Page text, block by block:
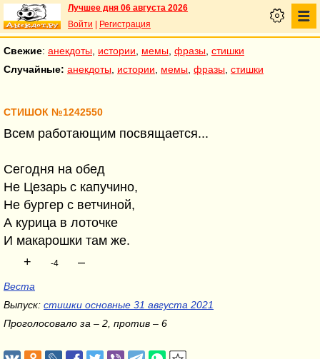
Лучшее дня 06 августа 2026
Войти
Регистрация
Свежие: анекдоты истории мемы фразы стишки
Случайные: анекдоты истории мемы фразы стишки
СТИШОК №1242550
Всем работающим посвящается...
Сегодня на обед
Не Цезарь с капучино,
Не бургер с ветчиной,
А курица в лоточке
И макарошки там же.
+
-4 –
Веста
Выпуск: стишки основные 31 августа 2021
Проголосовало за – 2, против – 6